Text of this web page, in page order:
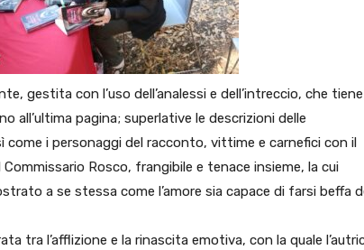
gestita con l’uso dell’analessi e dell’intreccio, che
pagina; superlative le descrizioni delle
come i personaggi del racconto, vittime e carnefici con il
Rosco, frangibile e tenace insieme, la cui
a se stessa come l’amore sia capace di farsi beffa
tra l’afflizione e la rinascita emotiva, con la quale